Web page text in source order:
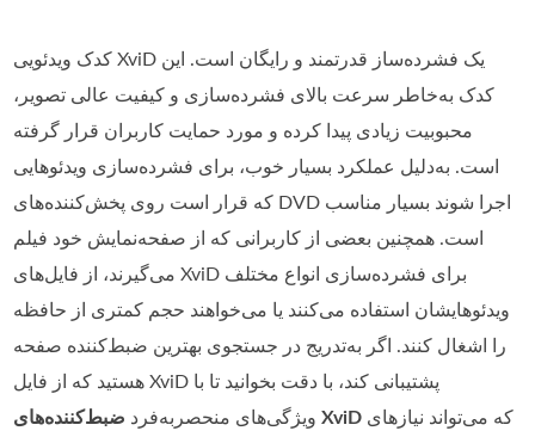
کدک ویدئویی XviD یک فشرده‌ساز قدرتمند و رایگان است. این
کدک به‌خاطر سرعت بالای فشرده‌سازی و کیفیت عالی تصویر،
محبوبیت زیادی پیدا کرده و مورد حمایت کاربران قرار گرفته
است. به‌دلیل عملکرد بسیار خوب، برای فشرده‌سازی ویدئوهایی
که قرار است روی پخش‌کننده‌های DVD اجرا شوند بسیار مناسب
است. همچنین بعضی از کاربرانی که از صفحه‌نمایش خود فیلم
می‌گیرند، از فایل‌های XviD برای فشرده‌سازی انواع مختلف
ویدئوهایشان استفاده می‌کنند یا می‌خواهند حجم کمتری از حافظه
را اشغال کنند. اگر به‌تدریج در جستجوی بهترین ضبط‌کننده صفحه
هستید که از فایل XviD پشتیبانی کند، با دقت بخوانید تا با
ویژگی‌های منحصربه‌فرد ضبط‌کننده‌های XviD